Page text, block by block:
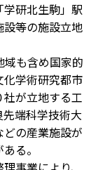
研北生駒」駅
等の施設立地
も含め国家的
学術研究都市
が立地する工
端科学技術大
の産業施設が
る。